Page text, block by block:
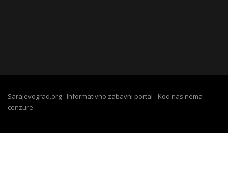
Sarajevograd.org - Informativno zabavni portal - Kod nas nema
cenzure